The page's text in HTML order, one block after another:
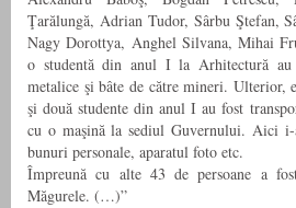
Ţarălungă, Adrian Tudor, Sârbu Ştefan,
Nagy Dorottya, Anghel Silvana, Mihai
o studentă din anul I la Arhitectură
metalice şi bâte de către mineri. Ulterior,
şi două studente din anul I au fost
cu o maşină la sediul Guvernului. Aici
bunuri personale, aparatul foto etc.
Împreună cu alte 43 de persoane a
Măgurele. (…)”